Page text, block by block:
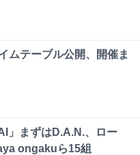
ムテーブル公開、開催ま
」まずはD.A.N.、ロー
ongakuら15組